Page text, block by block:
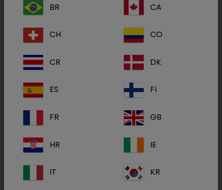
Injektionslösung für Pferd, Fohlen, Kalb,
postoperativen Atemstörungen
Medikamentös bedingte Atemdepressionen
Asphyxie der Neugeborenen
indiziert, wenn bei Atemdepressionen eine
Atemdepressionen durch morphinähnliche
BR CA
CH CO
CR DK
ES FI
FR GB
HR IE
IT KR